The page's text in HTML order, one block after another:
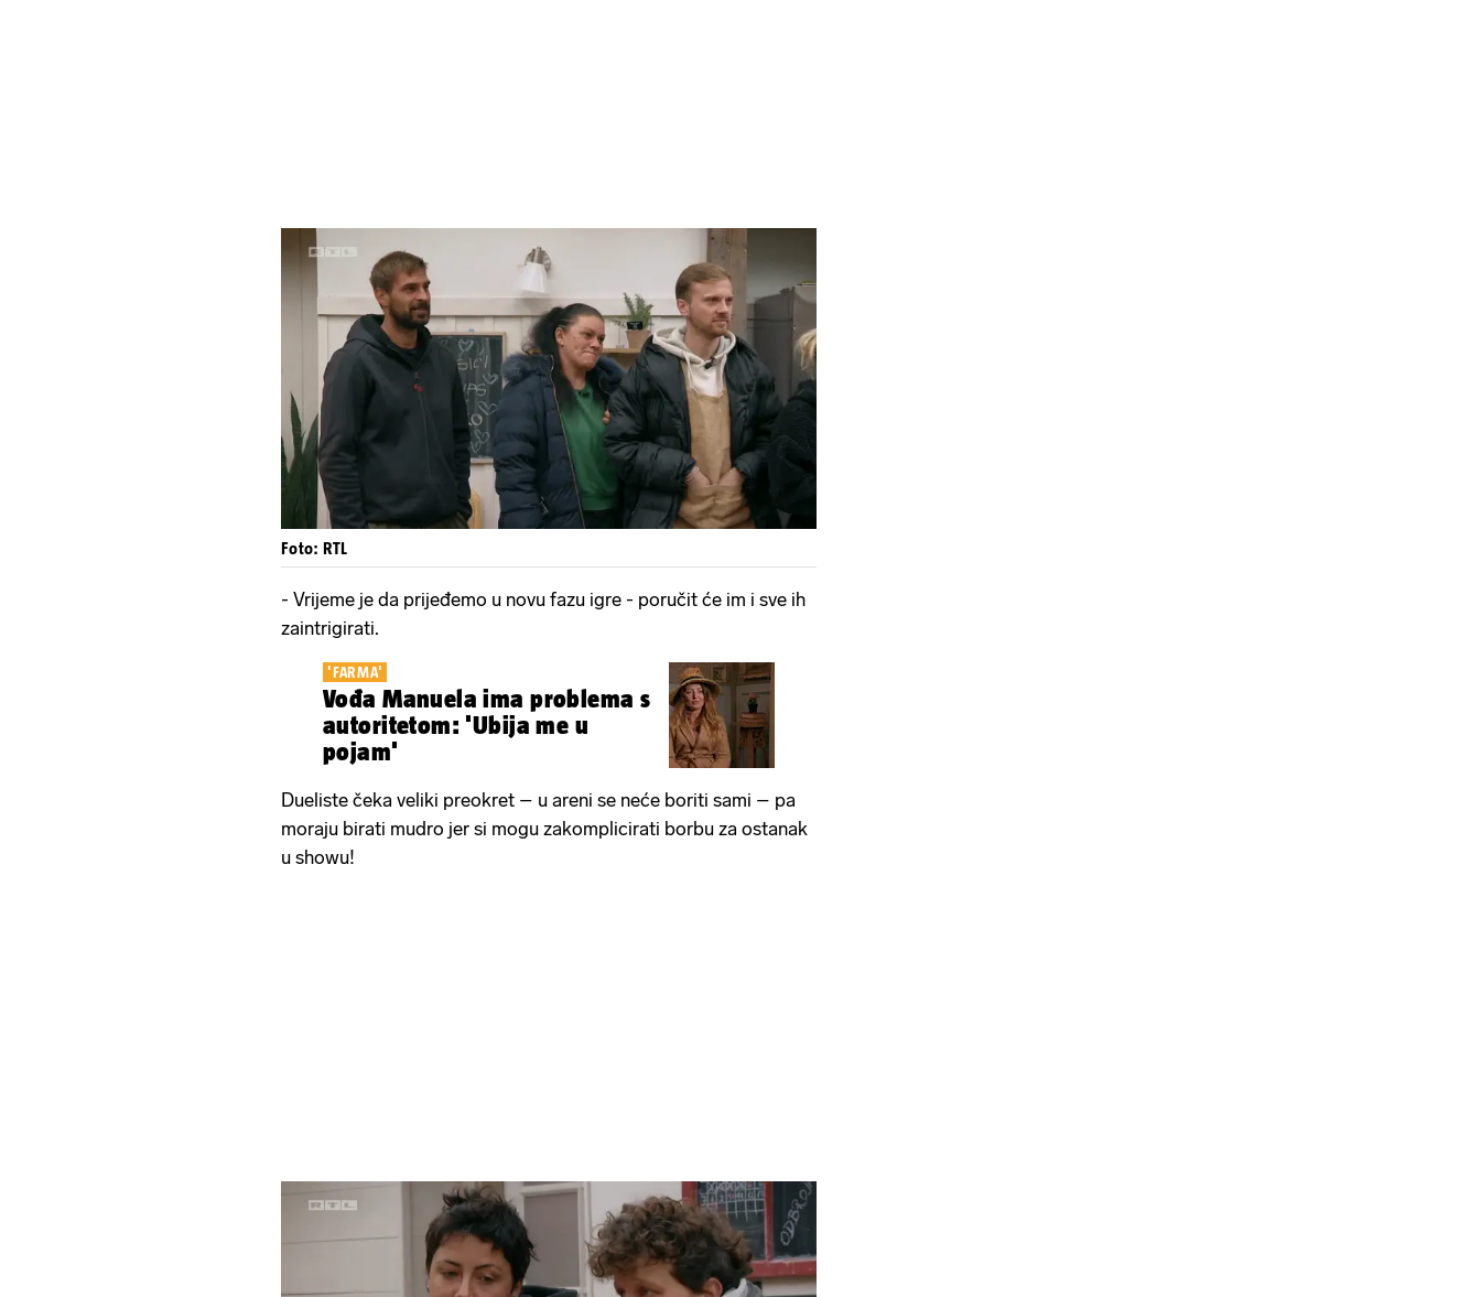
Foto: RTL
- Vrijeme je da prijeđemo u novu fazu igre - poručit će im i sve ih
zaintrigirati.
'FARMA'
Vođa Manuela ima problema s
autoritetom: 'Ubija me u
pojam'
Dueliste čeka veliki preokret – u areni se neće boriti sami – pa
moraju birati mudro jer si mogu zakomplicirati borbu za ostanak
u showu!